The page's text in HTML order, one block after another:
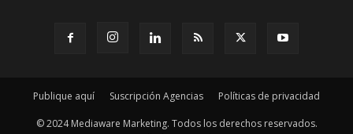
Publique aquí Suscripción Agencias Políticas de privacidad
© 2024 Mediaware Marketing. Todos los derechos reservados.